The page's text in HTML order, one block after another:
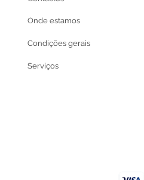
Onde estamos
Condições gerais
Serviços